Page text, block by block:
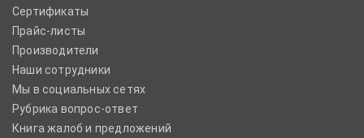
Сертификаты
Прайс-листы
Производители
Наши сотрудники
Мы в социальных сетях
Рубрика вопрос-ответ
Книга жалоб и предложений